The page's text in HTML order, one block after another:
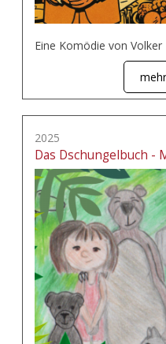
Eine Komödie von Volker
2025
Das Dschungelbuch -